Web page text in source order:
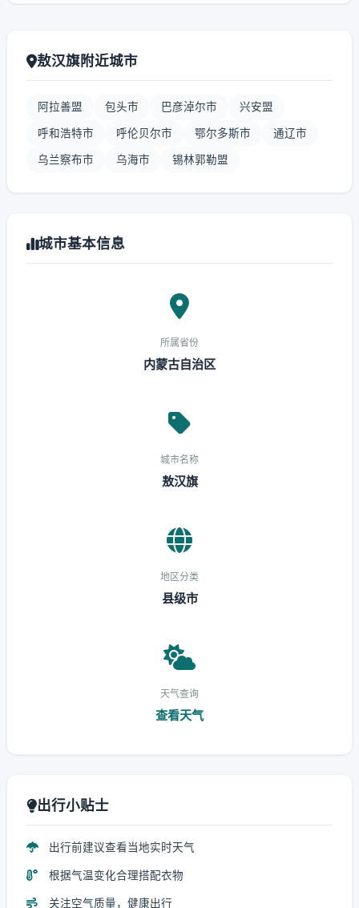
敖汉旗附近城市
阿拉善盟 包头市 巴彦淖尔市 兴安盟
呼和浩特市 呼伦贝尔市 鄂尔多斯市 通辽市
乌兰察布市 乌海市 锡林郭勒盟
城市基本信息
所属省份
内蒙古自治区
城市名称
敖汉旗
地区分类
县级市
天气查询
查看天气
出行小贴士
出行前建议查看当地实时天气
根据气温变化合理搭配衣物
关注空气质量，健康出行